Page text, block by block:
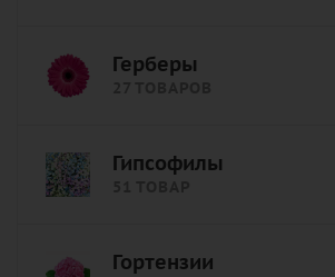
Герберы
Гипсофилы
Гортензии